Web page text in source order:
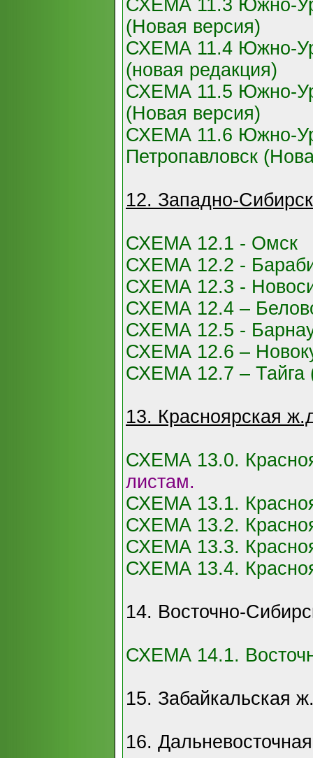
СХЕМА 11.3 Южно-
(Новая версия)
СХЕМА 11.4 Южно-
(новая редакция)
СХЕМА 11.5 Южно-
(Новая версия)
СХЕМА 11.6 Южно-
Петропавловск
12. Западно-
СХЕМА 12.1 - Омск
СХЕМА 12.2 -
СХЕМА 12.3 -
СХЕМА 12.4 –
СХЕМА 12.5 -
СХЕМА 12.6 –
СХЕМА 12.7 – Тайга
13. Красноярская
СХЕМА 13.0.
листам.
СХЕМА 13.1.
СХЕМА 13.2.
СХЕМА 13.3.
СХЕМА 13.4.
14. Восточно-
СХЕМА 14.1.
15. Забайкальская
16.